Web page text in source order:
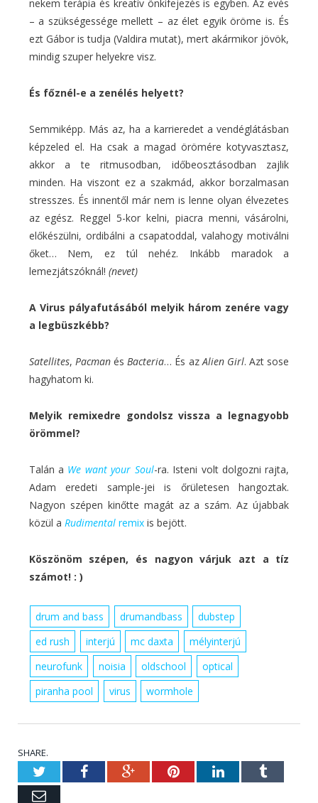
nekem terápia és kreatív önkifejezés is egyben. Az evés
– a szükségessége mellett – az élet egyik öröme is. És
ezt Gábor is tudja (Valdira mutat), mert akármikor jövök,
mindig szuper helyekre visz.
És főznél-e a zenélés helyett?
Semmiképp. Más az, ha a karrieredet a vendéglátásban
képzeled el. Ha csak a magad örömére kotyvasztasz,
akkor a te ritmusodban, időbeosztásodban zajlik
minden. Ha viszont ez a szakmád, akkor borzalmasan
stresszes. És innentől már nem is lenne olyan élvezetes
az egész. Reggel 5-kor kelni, piacra menni, vásárolni,
előkészülni, ordibálni a csapatoddal, valahogy motiválni
őket… Nem, ez túl nehéz. Inkább maradok a
lemezjátszóknál! (nevet)
A Virus pályafutásából melyik három zenére vagy
a legbüszkébb?
Satellites, PacmanésBacteria… És azAlien Girl. Azt sose
hagyhatom ki.
Melyik remixedre gondolsz vissza a legnagyobb
örömmel?
Talán a We want your Soul-ra. Isteni volt dolgozni rajta,
Adam eredeti sample-jei is őrületesen hangoztak.
Nagyon szépen kinőtte magát az a szám. Az újabbak
közül a Rudimentalremixis bejött.
Köszönöm szépen, és nagyon várjuk azt a tíz
számot! : )
drum and bass drumandbass
dubstep
ed rush
interjú mc daxta
mélyinterjú
neurofunk
noisia oldschool
optical
piranha pool
virus wormhole
SHARE.
TwitterFacebookGoogle+PinterestLinkedInTumblr
Email